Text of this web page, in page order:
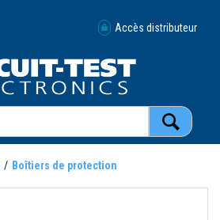
Accès distributeur
Boîtiers de protection